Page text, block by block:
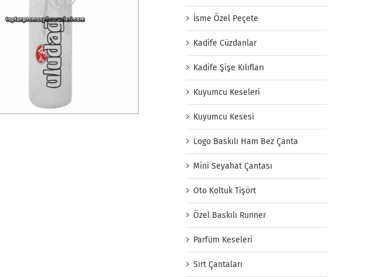
İsme Özel Peçete
Kadife Cüzdanlar
Kadife Şişe Kılıfları
Kuyumcu Keseleri
Kuyumcu Kesesi
Logo Baskılı Ham Bez Çanta
Mini Seyahat Çantası
Oto Koltuk Tişört
Özel Baskılı Runner
Parfüm Keseleri
Sırt Çantaları